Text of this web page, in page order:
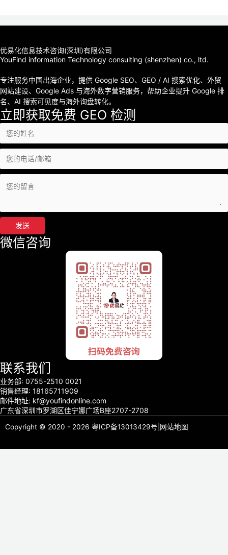
优易化信息技术咨询(深圳)有限公司
YouFind information Technology consulting (shenzhen) co., ltd.
专注服务中国出海企业，提供 Google SEO、GEO / AI 搜索优化、外贸
网站建设、Google Ads 与海外数字营销服务，帮助企业提升 Google 排
名、AI 搜索可见度与海外询盘转化。
立即获取免费 GEO 检测
发送
微信咨询
联系我们
业务部: 0755-2510 0021
销售经理: 18165711909
邮件地址: kf@youfindonline.com
广东省深圳市罗湖区佳宁娜广场B座2707-2708
Copyright © 2020 - 2026 粤ICP备13013429号 网站地图